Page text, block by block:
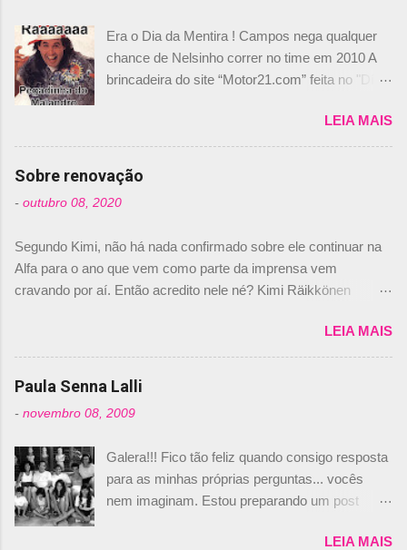
Era o Dia da Mentira ! Campos nega qualquer
chance de Nelsinho correr no time em 2010 A
brincadeira do site “Motor21.com” feita no "Día
de abril –, afirmando que Nelson Piquet havia
comprado 15% das ações da Campos, dando,
com isso, um lugar no time a Nelsinho Piquet,
foi esclarecida de uma vez por todas por
Daniele Audetto, diretor da escuderia. O
não será o companheiro de Bruno Senna em
2010. "Na verdade, nós recebemos uma oferta
de Piquet", admitiu Audetto. “Mas depois de ter
dois brasileiros”, explicou, dizendo ainda que
não tem nada contra o filho do tricampeão
Nelson Piquet. “Ele é um bom piloto, rápido e
experiente.” Audetto disse ainda que a suposta
não corresponde à realidade. “O suposto 15%
de investimento seria menor do que aquilo que
outros pilotos podem trazer: italianos, r...
LEIA MAIS
Sobre renovação
- outubro 08, 2020
Segundo Kimi, não há nada confirmado sobre ele continuar na
Alfa para o ano que vem como parte da imprensa vem
cravando por aí. Então acredito nele né? Kimi Räikkönen
truth but I’ve never had an option in my contract so that’s
should, pretty much, tell you that it’s not true." #Kimi7 #EifelGP
#AlfaRomeoRacing pic.twitter.com/77EDVn39Ia — Kimi
Romain falando sobre o fato do Iceman estar há tantos anos na
@RGrosjean ! #EifelGP 🇩🇪 #F1
pic.twitter.com/GSAu1LWnwW — Formula 1 (@F1) October 8,
2020 Beijinhos, Ludy
LEIA MAIS
Paula Senna Lalli
- novembro 08, 2009
Galera!!! Fico tão feliz quando consigo resposta
para as minhas próprias perguntas... vocês
nem imaginam. Estou preparando um post
nunca falei sobre ela, aqui no Octeto. No meio
LEIA MAIS